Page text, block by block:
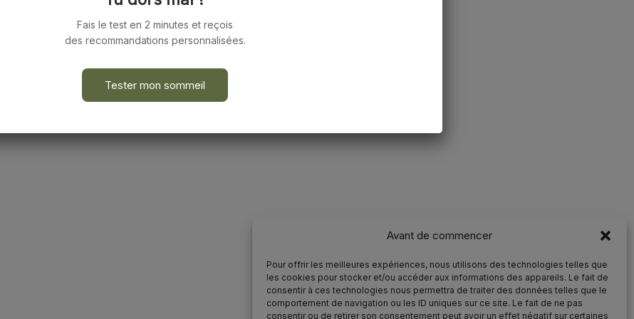
Avant de commencer
Pour offrir les meilleures expériences, nous utilisons des technologies telles que
les cookies pour stocker et/ou accéder aux informations des appareils. Le fait de
consentir à ces technologies nous permettra de traiter des données telles que le
comportement de navigation ou les ID uniques sur ce site. Le fait de ne pas
consentir ou de retirer son consentement peut avoir un effet négatif sur certaines
Fais le test en 2 minutes et reçois
des recommandations personnalisées.
Tester mon sommeil